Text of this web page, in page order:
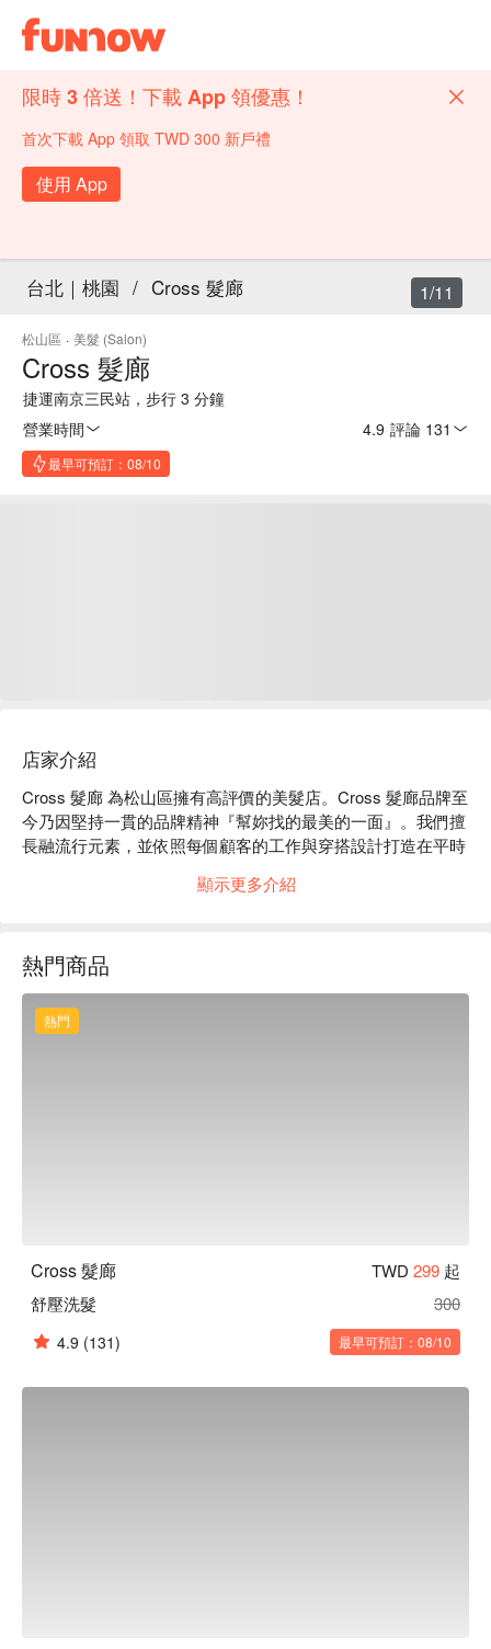
限時 3 倍送！下載 App 領優惠！
首次下載 App 領取 TWD 300 新戶禮
使用 App
台北｜桃園 / Cross 髮廊
松山區 · 美髮 (Salon)
Cross 髮廊
捷運南京三民站，步行 3 分鐘
營業時間
4.9 評論 131
最早可預訂：08/10
1/11
店家介紹
Cross 髮廊 為松山區擁有高評價的美髮店。Cross 髮廊品牌至
今乃因堅持一貫的品牌精神『幫妳找的最美的一面』。我們擅
長融流行元素，並依照每個顧客的工作與穿搭設計打造在平時
進創新技術，創造舒適、放鬆的環境，給予顧客一個歸屬感、
Cross 髮廊：Google 5 星、平台 5 星好評
Cross 髮廊 預約、價格立刻查看⬇︎
顯示更多介紹
熱門商品
熱門
Cross 髮廊 TWD 299 起
舒壓洗髮
300
4.9 (131) 最早可預訂：08/10